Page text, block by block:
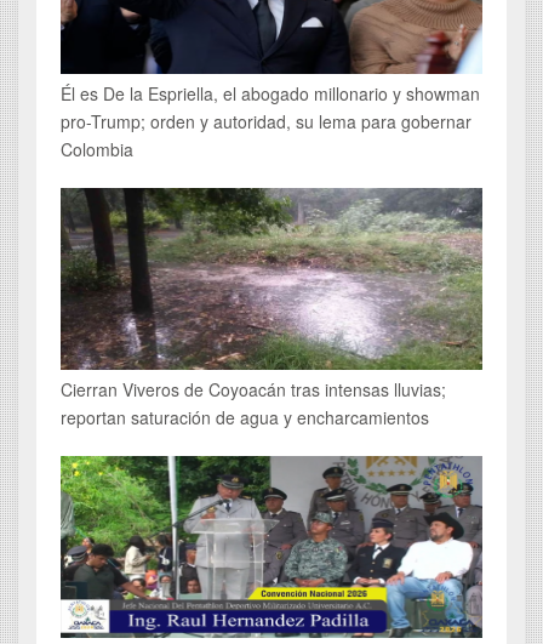
Él es De la Espriella, el abogado millonario y showman
pro-Trump; orden y autoridad, su lema para gobernar
Colombia
Cierran Viveros de Coyoacán tras intensas lluvias;
reportan saturación de agua y encharcamientos